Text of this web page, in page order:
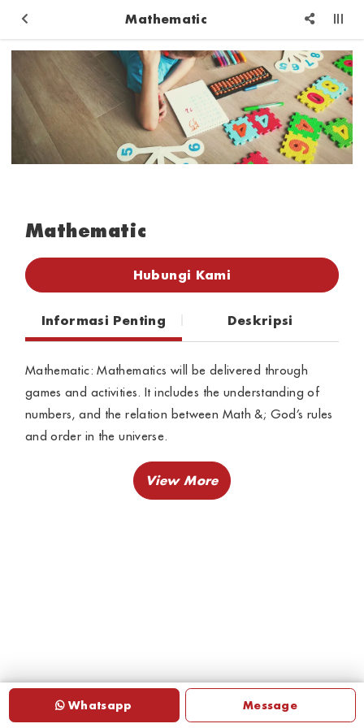
Mathematic
Whatsapp
Mathematic
Hubungi Kami
Informasi Penting Deskripsi
Mathematic: Mathematics will be delivered through
games and activities. It includes the understanding of
numbers, and the relation between Math &; God’s rules
and order in the universe.
Matematika: Matematika akan diajarkan dalam bentuk
permainan dan aktivitas. Di dalamnya tercakup